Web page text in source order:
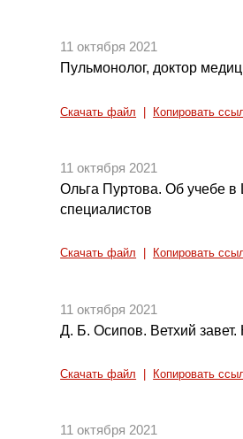
11 октября 2021
Пульмонолог, доктор
Скачать файл Копировать
11 октября 2021
Ольга Пуртова. Об учебе в
специалистов
Скачать файл Копировать
11 октября 2021
Д. Б. Осипов. Ветхий завет.
Скачать файл Копировать
11 октября 2021